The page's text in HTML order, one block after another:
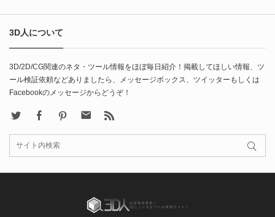
3D人について
3D/2D/CG関連のネタ・ツール情報をほぼ毎日紹介！掲載してほしい情報、ツ
ール検証依頼などありましたら、メッセージボックス、ツイッターもしくは
Facebookのメッセージからどうぞ！
FacebookPinterest Contact